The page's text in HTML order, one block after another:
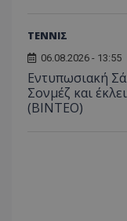
ΤΕΝΝΙΣ
06.08.2026 - 13:55
Εντυπωσιακή
Σονμέζ και
(ΒΙΝΤΕΟ)